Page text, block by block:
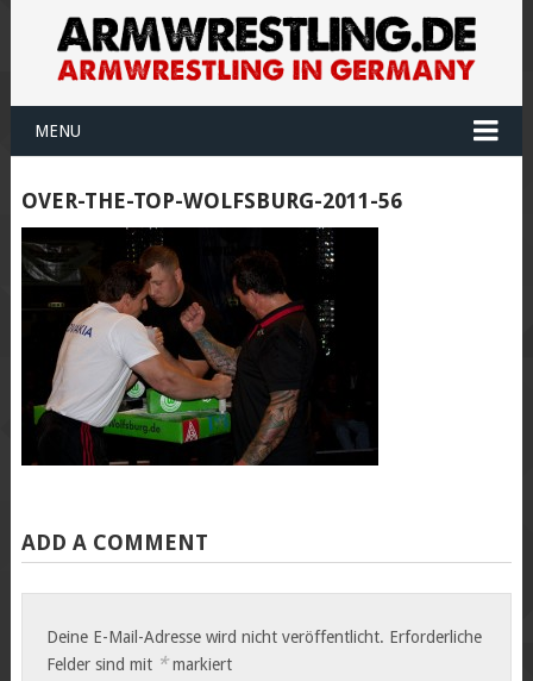
MENU
OVER-THE-TOP-WOLFSBURG-2011-56
ADD A COMMENT
Deine E-Mail-Adresse wird nicht veröffentlicht. Erforderliche
Felder sind mit *markiert